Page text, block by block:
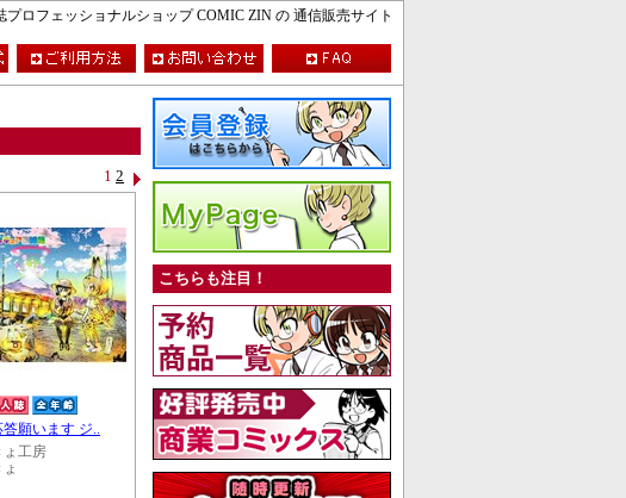
ロフェッショナルショップ COMIC ZIN の 通信販売サイト
1 2
願います ジ..
ょ工房
こちらも注目！